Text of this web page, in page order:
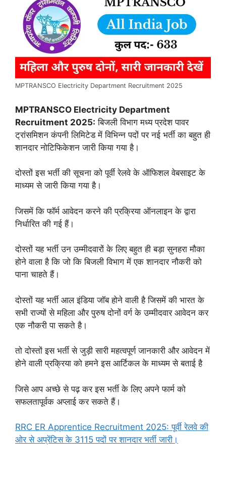
MPTRANSCO Electricity Department Recruitment 2025
MPTRANSCO Electricity Department
Recruitment 2025: बिजली विभाग मध्य प्रदेश पावर
ट्रांसमिशन कंपनी लिमिटेड में विभिन्न पदों पर नई भर्ती का बहुत ही
शानदार नोटिफिकेशन जारी किया गया है।
दोस्तों इस भर्ती की सूचना को पूर्वी रेलवे के ऑफिशल वेबसाइट के
माध्यम से जारी किया गया है।
जिसमें कि फॉर्म आवेदन करने की प्रक्रिया ऑनलाइन के द्वारा
निर्धारित की गई हैं।
दोस्तों यह भर्ती उन उम्मीदवारों के लिए बहुत ही बड़ा सुनहरा मौका
होने वाला है कि जो कि बिजली विभाग में एक शानदार नौकरी को
पाना चाहते हैं।
दोस्तों यह भर्ती आल इंडिया जॉब होने वाली है जिसमें की भारत के
सभी राज्यों से महिला और पुरुष दोनों वर्ग के उम्मीदवार आवेदन कर
एक नौकरी पा सकते है।
तो दोस्तों इस भर्ती से जुड़ी सारी महत्वपूर्ण जानकारी और आवेदन में
होने वाली प्रक्रिया को हमने इस आर्टिकल के माध्यम से बताई है
जिसे आप अच्छे से पढ़ कर इस भर्ती के लिए अपने फार्म को
सफलतापूर्वक अप्लाई कर सकते हैं।
RRC ER Apprentice Recruitment 2025: पूर्वी रेलवे की
ओर से अप्रेंटिस के 3115 पदों पर शानदार भर्ती जारी।